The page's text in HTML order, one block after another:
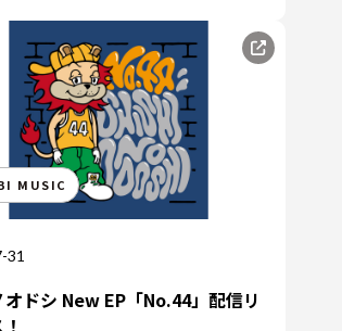
MUSIC
31
オドシ New EP「No.44」配信リ